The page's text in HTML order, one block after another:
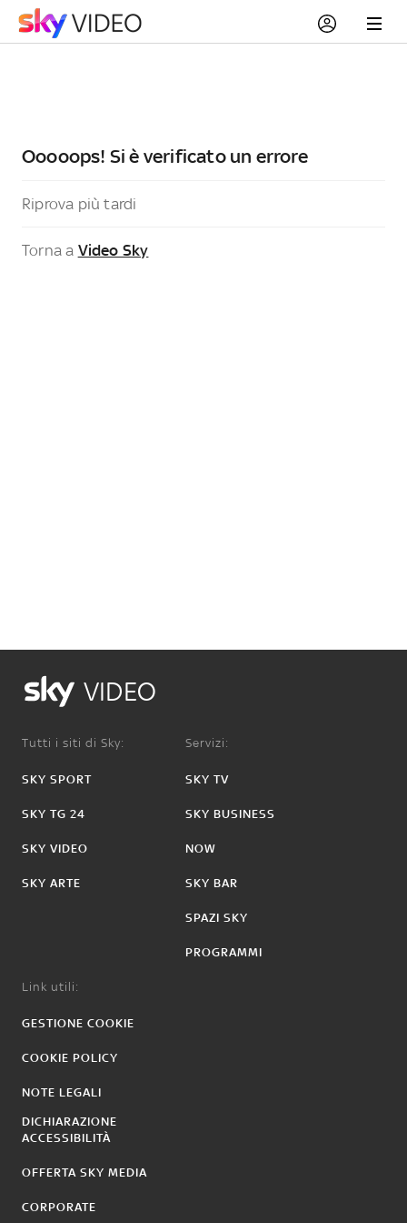
Ooooops! Si è verificato un errore
Riprova più tardi
Torna a Video Sky
VIDEO
Tutti i siti di Sky:
SKY SPORT
SKY TG 24
SKY VIDEO
SKY ARTE
Servizi:
SKY TV
SKY BUSINESS
NOW
SKY BAR
SPAZI SKY
PROGRAMMI
Link utili:
GESTIONE COOKIE
COOKIE POLICY
NOTE LEGALI
DICHIARAZIONE
ACCESSIBILITÀ
OFFERTA SKY MEDIA
CORPORATE